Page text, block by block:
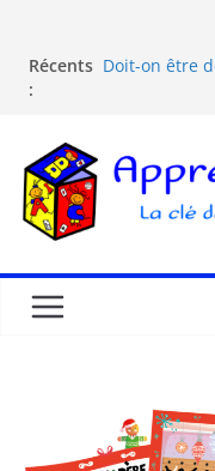
Récents
:
Doit-on être
La
Comprendre